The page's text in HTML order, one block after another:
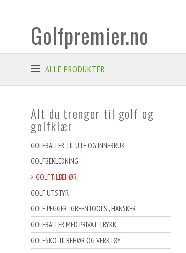
Golfpremier.no
ALLE PRODUKTER
Alt du trenger til golf og
golfklær
GOLFBALLER TIL UTE OG INNEBRUK
GOLFBEKLEDNING
GOLFTILBEHØR
GOLF UTSTYR
GOLF PEGGER , GREENTOOLS , HANSKER
GOLFBALLER MED PRIVAT TRYKK
GOLFSKO TILBEHØR OG VERKTØY